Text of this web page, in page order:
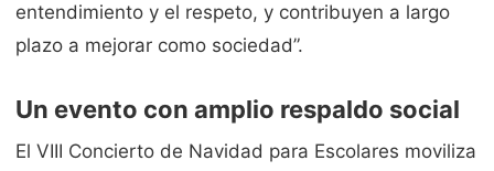
entendimiento y el respeto, y contribuyen a largo
plazo a mejorar como sociedad”.
Un evento con amplio respaldo social
El VIII Concierto de Navidad para Escolares moviliza